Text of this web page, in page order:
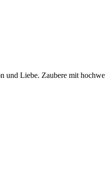
und Liebe. Zaubere mit